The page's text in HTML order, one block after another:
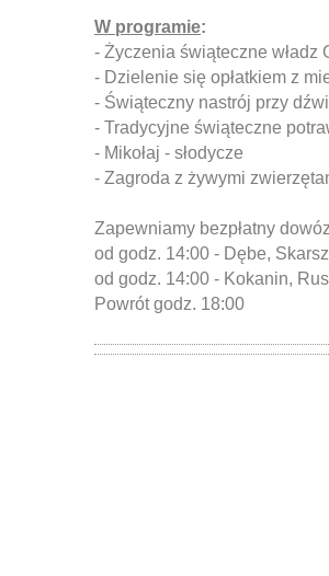
W programie:
- Życzenia świąteczne władz
- Dzielenie się opłatkiem z
- Świąteczny nastrój przy
- Tradycyjne świąteczne
- Mikołaj - słodycze
- Zagroda z żywymi
Zapewniamy bezpłatny
od godz. 14:00 - Dębe,
od godz. 14:00 - Kokanin,
Powrót godz. 18:00